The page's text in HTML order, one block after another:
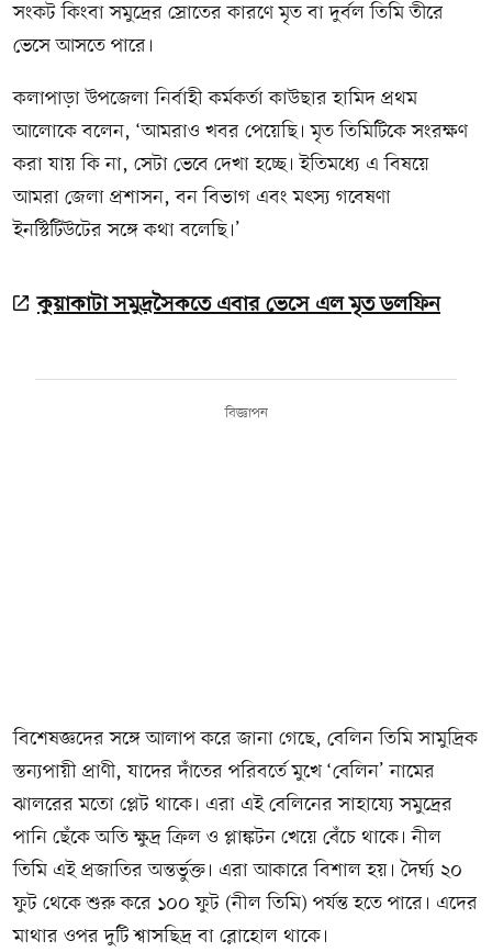
সংকট কিংবা সমুদ্রের স্রোতের কারণে মৃত বা দুর্বল তিমি তীরে
ভেসে আসতে পারে।
কলাপাড়া উপজেলা নির্বাহী কর্মকর্তা কাউছার হামিদ প্রথম
আলোকে বলেন, ‘আমরাও খবর পেয়েছি। মৃত তিমিটিকে সংরক্ষণ
করা যায় কি না, সেটা ভেবে দেখা হচ্ছে। ইতিমধ্যে এ বিষয়ে
আমরা জেলা প্রশাসন, বন বিভাগ এবং মৎস্য গবেষণা
ইনস্টিটিউটের সঙ্গে কথা বলেছি।’
কুয়াকাটা সমুদ্রসৈকতে এবার ভেসে এল মৃত ডলফিন
বিজ্ঞাপন
বিশেষজ্ঞদের সঙ্গে আলাপ করে জানা গেছে, বেলিন তিমি সামুদ্রিক
স্তন্যপায়ী প্রাণী, যাদের দাঁতের পরিবর্তে মুখে ‘বেলিন’ নামের
ঝালরের মতো প্লেট থাকে। এরা এই বেলিনের সাহায্যে সমুদ্রের
পানি ছেঁকে অতি ক্ষুদ্র ক্রিল ও প্লাঙ্কটন খেয়ে বেঁচে থাকে। নীল
তিমি এই প্রজাতির অন্তর্ভুক্ত। এরা আকারে বিশাল হয়। দৈর্ঘ্য ২০
ফুট থেকে শুরু করে ১০০ ফুট (নীল তিমি) পর্যন্ত হতে পারে। এদের
মাথার ওপর দুটি শ্বাসছিদ্র বা ব্লোহোল থাকে।